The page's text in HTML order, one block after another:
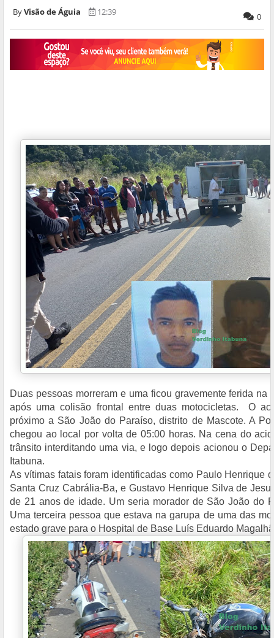
Visão de Águia 12:39 0
Duas pessoas morreram e uma ficou gravemente ferida na
após uma colisão frontal entre duas motocicletas. O
próximo a São João do Paraíso, distrito de Mascote. A
chegou ao local por volta de 05:00 horas. Na cena do
trânsito interditando uma via, e logo depois acionou o
Itabuna.
As vítimas fatais foram identificadas como Paulo Henrique
Santa Cruz Cabrália-Ba, e Gustavo Henrique Silva de
de 21 anos de idade. Um seria morador de São João do
Uma terceira pessoa que estava na garupa de uma das
estado grave para o Hospital de Base Luís Eduardo